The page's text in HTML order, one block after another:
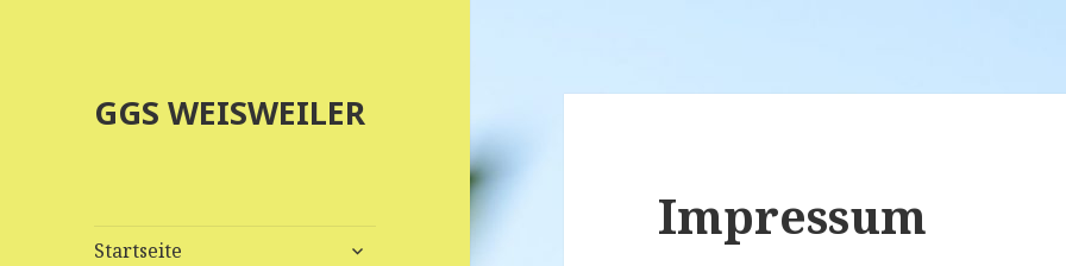
GGS WEISWEILER
Startseite
untermenü
Impressum